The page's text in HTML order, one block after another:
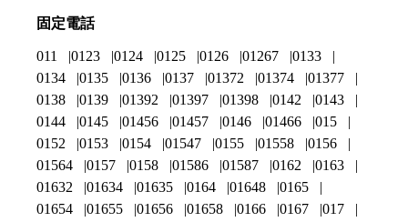
固定電話
011 0123 0124 0125 0126 01267
0133
0134
0135 0136 0137 01372 01374
01377
0138
0139 01392 01397 01398 0142
0143
0144
0145 01456 01457 0146 01466
015
0152
0153 0154 01547 0155 01558
0156
01564
0157 0158 01586 01587 0162
0163
01632
01634 01635 0164 01648
0165
01654
01655 01656 01658 0166 0167
017